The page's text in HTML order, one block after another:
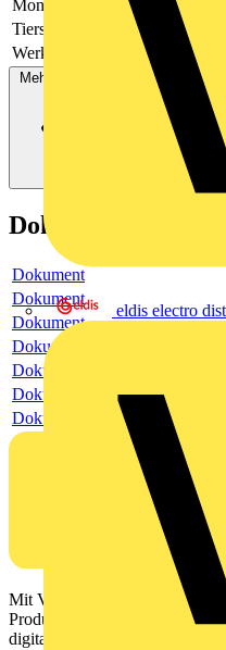
eldis electro
Montagehöhe
2.2
Tierschneise
Nein
Werkstoffgüte
Thermoplast
Mehr anzeigen
Dokumente
Dokument
Dokument
Dokument
Dokument
Dokument
Dokument
Dokument
Mit Voltimum erhalten
Produktinformationen,
digitalen Plattform und